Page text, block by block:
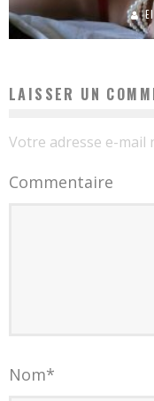
LAISSER UN
Votre adresse e-mail
Commentaire
Nom*